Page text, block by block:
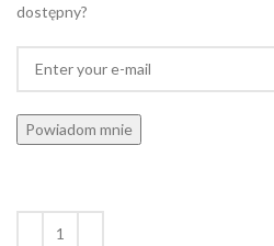
dostępny?
Powiadom mnie